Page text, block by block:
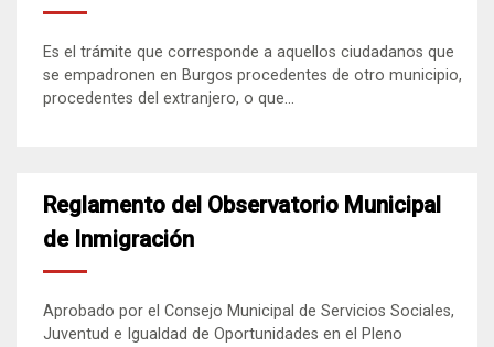
Es el trámite que corresponde a aquellos ciudadanos que
se empadronen en Burgos procedentes de otro municipio,
procedentes del extranjero, o que...
Reglamento del Observatorio Municipal
de Inmigración
Aprobado por el Consejo Municipal de Servicios Sociales,
Juventud e Igualdad de Oportunidades en el Pleno